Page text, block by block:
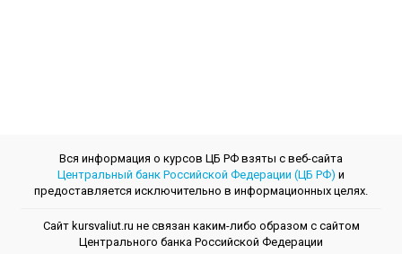
Вся информация о курсов ЦБ РФ взяты с веб-сайта
Центральный банк Российской Федерации (ЦБ РФ) и
предоставляется исключительно в информационных целях.
Сайт kursvaliut.ru не связан каким-либо образом с сайтом
Центрального банкa Российской Федерации